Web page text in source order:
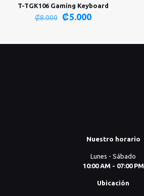
T-TGK106 Gaming Keyboard
₡8.000
El
era:
₡5.000El
es:
Nuestro horario
Lunes - Sábado
10:00 AM - 07:00 PM
Ubicación